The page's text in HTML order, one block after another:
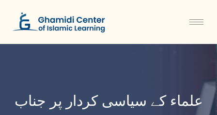
علماء کے سیاسی کردار پر جناب